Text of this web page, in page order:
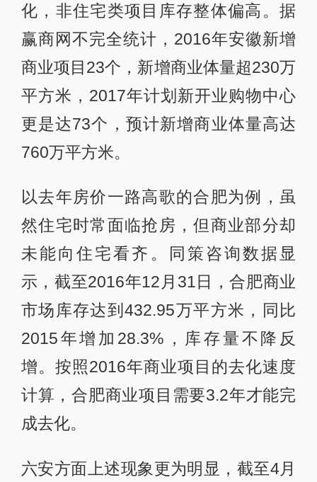
化，非住宅类项目库存整体偏高。据
赢商网不完全统计，2016年安徽新增
商业项目23个，新增商业体量超230万
平方米，2017年计划新开业购物中心
更是达73个，预计新增商业体量高达
760万平方米。
以去年房价一路高歌的合肥为例，虽
然住宅时常面临抢房，但商业部分却
未能向住宅看齐。同策咨询数据显
示，截至2016年12月31日，合肥商业
市场库存达到432.95万平方米，同比
2015年增加28.3%，库存量不降反
增。按照2016年商业项目的去化速度
计算，合肥商业项目需要3.2年才能完
成去化。
六安方面上述现象更为明显，截至4月